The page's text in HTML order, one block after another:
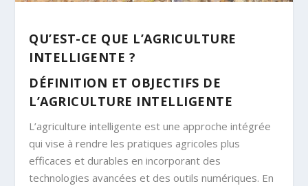
QU’EST-CE QUE L’AGRICULTURE
INTELLIGENTE ?
DÉFINITION ET OBJECTIFS DE
L’AGRICULTURE INTELLIGENTE
L’agriculture intelligente est une approche intégrée
qui vise à rendre les pratiques agricoles plus
efficaces et durables en incorporant des
technologies avancées et des outils numériques. En